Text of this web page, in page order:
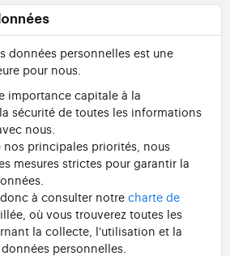
données personnelles est une
pour nous.
importance capitale à la
sécurité de toutes les informations
nous.
nos principales priorités, nous
mesures strictes pour garantir la
à consulter notre charte de
où vous trouverez toutes les
la collecte, l'utilisation et la
personnelles.